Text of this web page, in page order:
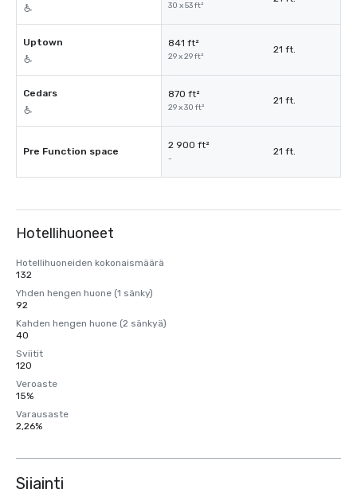
30 x 53 ft²
Uptown 841 ft²
29 x 29 ft²
21 ft.
Cedars 870 ft²
29 x 30 ft²
21 ft.
Pre Function space
2 900 ft²
-
21 ft.
Hotellihuoneet
Hotellihuoneiden kokonaismäärä
132
Yhden hengen huone (1 sänky)
92
Kahden hengen huone (2 sänkyä)
40
Sviitit
120
Veroaste
15%
Varausaste
2,26%
Sijainti